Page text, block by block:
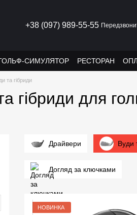
+38 (097) 989-55-55
СИМУЛЯТОР РЕСТОРАН
та гібриди
гібриди для
Драйвери Вуди
Догляд за ключками
НОВИНКА